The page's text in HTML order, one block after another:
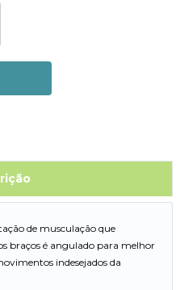
de musculação que
braços é angulado para melhor
indesejados da